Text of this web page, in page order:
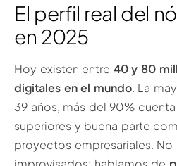
El perfil real del
en 2025
Hoy existen entre 40 y 80
digitales en el mundo. La
39 años, más del 90%
superiores y buena parte
proyectos empresariales.